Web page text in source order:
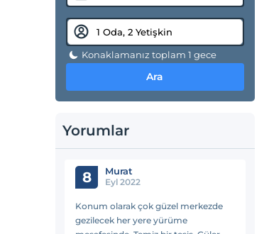
Konaklamanız toplam 1 gece
Ara
Yorumlar
8 Murat
Eyl 2022
Konum olarak çok güzel merkezde
gezilecek her yere yürüme